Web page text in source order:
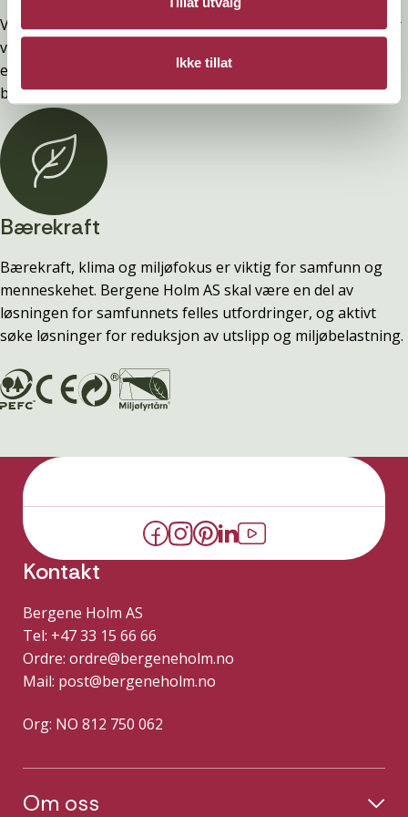
Ikke tillat
Vi selger ingen varer direkte til privatpersoner. Alt salg går
via byggevarehandelen. Har du spørsmål om pris, produkt
eller tilgjengelighet, ta kontakt med din lokale
byggevarebutikk.
Bærekraft
Bærekraft, klima og miljøfokus er viktig for samfunn og
menneskehet. Bergene Holm AS skal være en del av
løsningen for samfunnets felles utfordringer, og aktivt
søke løsninger for reduksjon av utslipp og miljøbelastning.
Kontakt
Bergene Holm AS
Tel: +47 33 15 66 66
Ordre: ordre@bergeneholm.no
Mail: post@bergeneholm.no
Org: NO 812 750 062
Om oss